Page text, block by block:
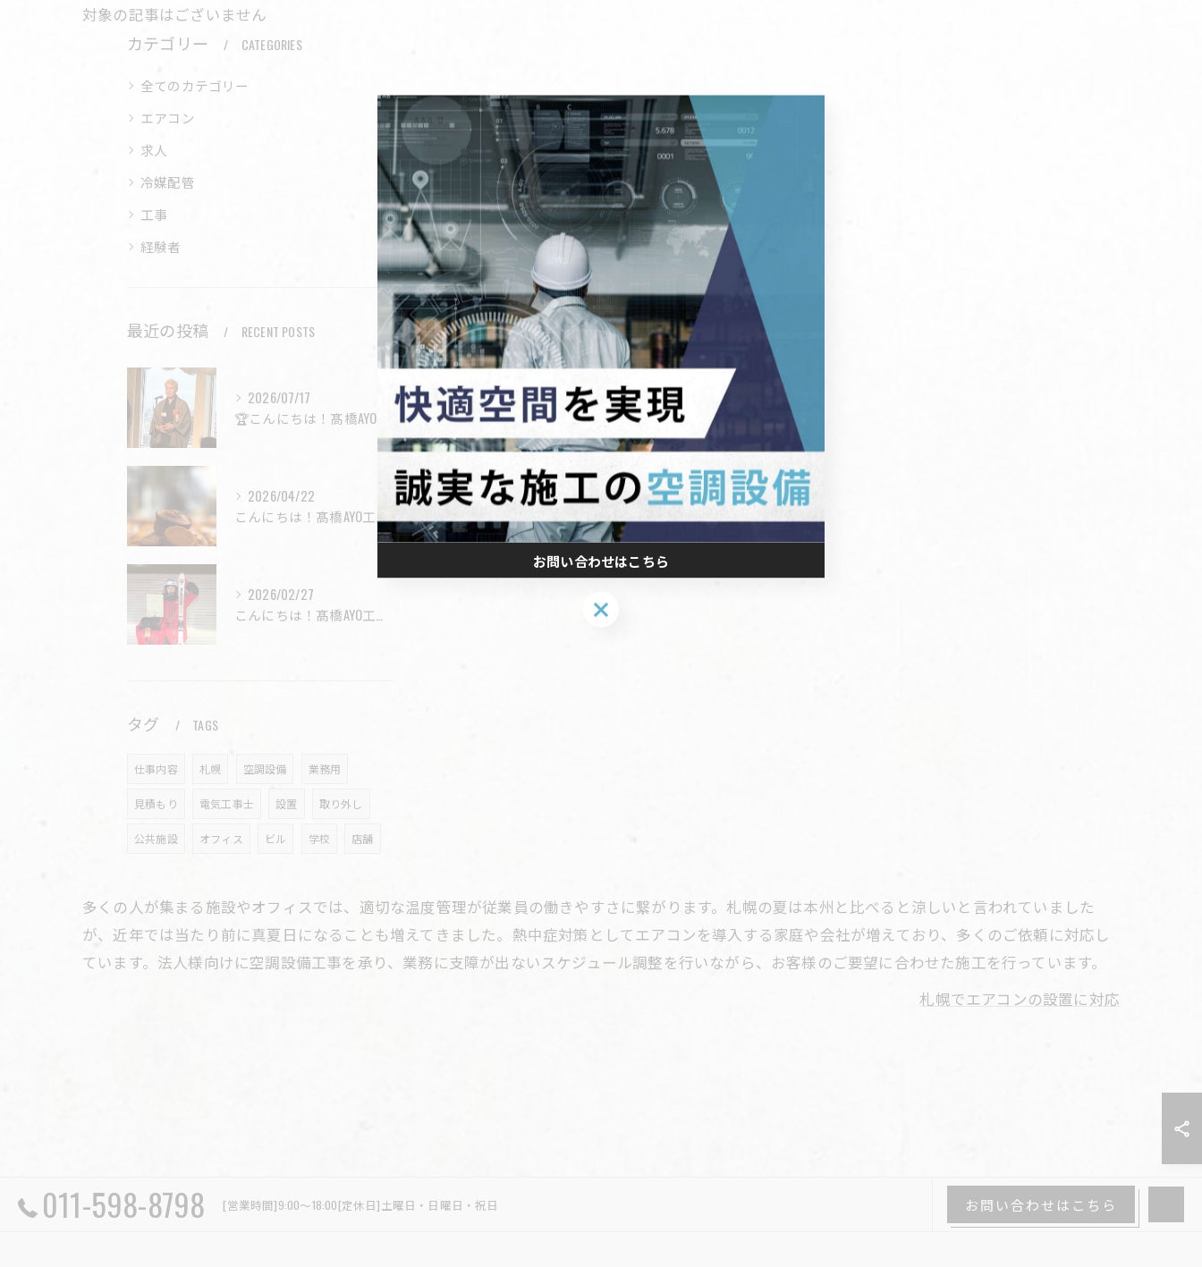
対象の記事はございません
カテゴリー CATEGORIES
全てのカテゴリー
エアコン
求人
冷媒配管
工事
経験者
最近の投稿 RECENT POSTS
2026/07/17
2026/04/22
こんにちは！髙橋AYO工業株式会社です😊
2026/02/27
タグ TAGS
仕事内容 札幌 空調設備 業務用
見積もり 電気工事士 設置 取り外し
公共施設 オフィス ビル 学校 店舗
多くの人が集まる施設やオフィスでは、適切な温度管理が従業員の働きやすさに繋がります。札幌の夏は本州と比べると涼しいと言われていました
が、近年では当たり前に真夏日になることも増えてきました。熱中症対策としてエアコンを導入する家庭や会社が増えており、多くのご依頼に対応し
ています。法人様向けに空調設備工事を承り、業務に支障が出ないスケジュール調整を行いながら、お客様のご要望に合わせた施工を行っています。
札幌でエアコンの設置に対応
011-598-8798 [営業時間]9:00～18:00[定休日]土曜日・日曜日・祝日 お問い合わせはこちら
お問い合わせはこちら
お問い合わせはこちら